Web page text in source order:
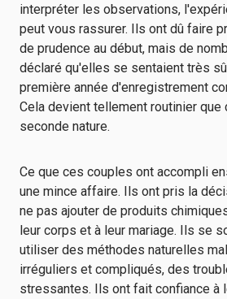
interpréter les observations,
peut vous rassurer. Ils ont dû faire
de prudence au début, mais de
déclaré qu'elles se sentaient très
première année d'enregistrement
Cela devient tellement routinier que
seconde nature.
Ce que ces couples ont accompli
une mince affaire. Ils ont pris la
ne pas ajouter de produits
leur corps et à leur mariage. Ils se
utiliser des méthodes naturelles
irréguliers et compliqués, des
stressantes. Ils ont fait confiance à